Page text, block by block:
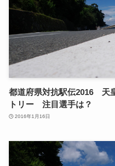
都道府県対抗駅伝2016 天
トリー 注目選手は？
2016年1月16日